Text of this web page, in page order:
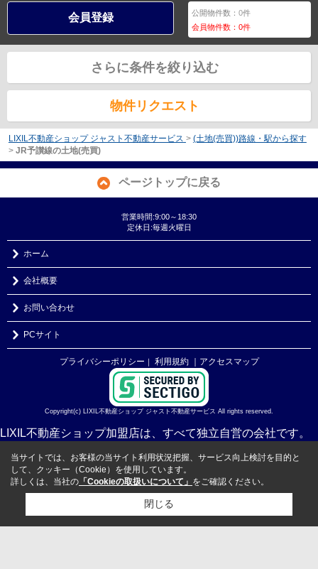
会員登録 公開物件数：0件
会員物件数：0件
さらに条件を絞り込む
物件リクエスト
LIXIL不動産ショップ ジャスト不動産サービス > (土地(売買))路線・駅から探す
> JR予讃線の土地(売買)
ページトップに戻る
営業時間:9:00～18:30
定休日:毎週火曜日
ホーム
会社概要
お問い合わせ
PCサイト
プライバシーポリシー ｜ 利用規約 ｜アクセスマップ
Copyright(c) LIXIL不動産ショップ ジャスト不動産サービス All rights reserved.
LIXIL不動産ショップ加盟店は、すべて独立自営の会社です。
当サイトでは、お客様の当サイト利用状況把握、サービス向上検討を目的と
して、クッキー（Cookie）を使用しています。
詳しくは、当社の 「Cookieの取扱いについて」 をご確認ください。
閉じる